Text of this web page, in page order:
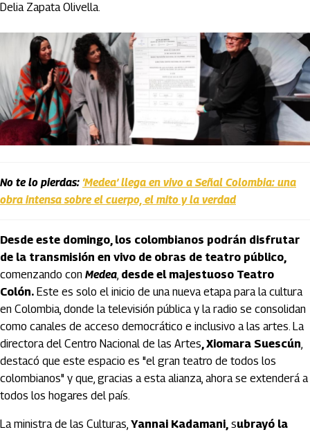
Delia Zapata Olivella.
No te lo pierdas: ‘Medea’ llega en vivo a Señal Colombia: una
obra intensa sobre el cuerpo, el mito y la verdad
Desde este domingo, los colombianos podrán disfrutar
de la transmisión en vivo de obras de teatro público,
comenzando con Medea, desde el majestuoso Teatro
Colón. Este es solo el inicio de una nueva etapa para la cultura
en Colombia, donde la televisión pública y la radio se consolidan
como canales de acceso democrático e inclusivo a las artes. La
directora del Centro Nacional de las Artes, Xiomara Suescún,
destacó que este espacio es "el gran teatro de todos los
colombianos" y que, gracias a esta alianza, ahora se extenderá a
todos los hogares del país.
La ministra de las Culturas, Yannai Kadamani, subrayó la